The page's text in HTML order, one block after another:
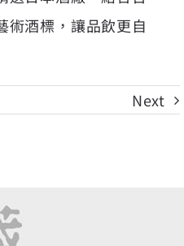
術酒標，讓品飲更自
Next